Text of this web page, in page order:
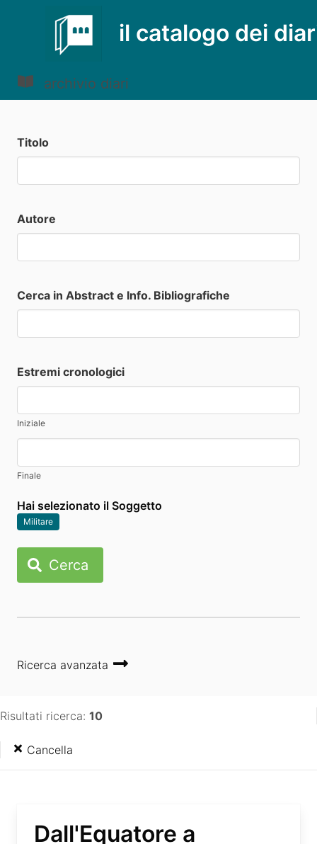
il catalogo dei
archivio diari
Titolo
Autore
Cerca in Abstract e Info. Bibliografiche
Estremi cronologici
Iniziale
Finale
Hai selezionato il Soggetto
Militare
Cerca
Ricerca avanzata
Risultati ricerca: 10
Cancella
Dall'Equatore a